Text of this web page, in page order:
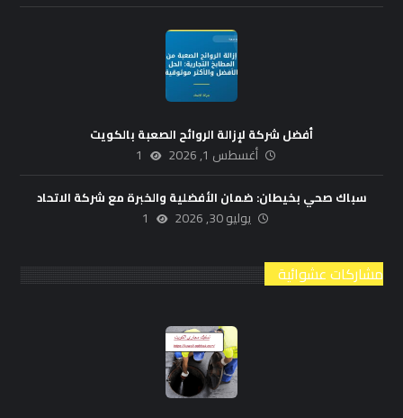
أفضل شركة لإزالة الروائح الصعبة بالكويت
أغسطس 1, 2026 1
سباك صحي بخيطان: ضمان الأفضلية والخبرة مع شركة الاتحاد
يوليو 30, 2026 1
مشاركات عشوائية